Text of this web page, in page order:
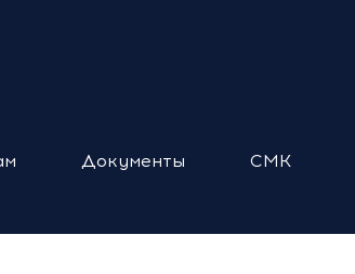
Документы СМК